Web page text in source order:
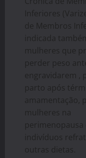
Inferiores
de Membros
indicada
mulheres que
perder peso
engravidarem ,
parto após
amamentação,
mulheres na
perimenopausa
indivíduos
outras dietas.